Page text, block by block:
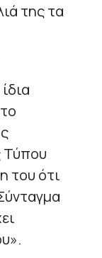
της τα
Τύπου
του ότι